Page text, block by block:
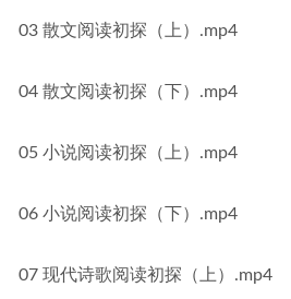
03 散文阅读初探（上）.mp4
04 散文阅读初探（下）.mp4
05 小说阅读初探（上）.mp4
06 小说阅读初探（下）.mp4
07 现代诗歌阅读初探（上）.mp4